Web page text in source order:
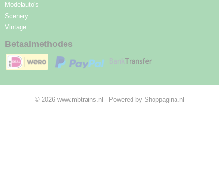
Modelauto's
Scenery
Vintage
Betaalmethodes
© 2026 www.mbtrains.nl - Powered by Shoppagina.nl